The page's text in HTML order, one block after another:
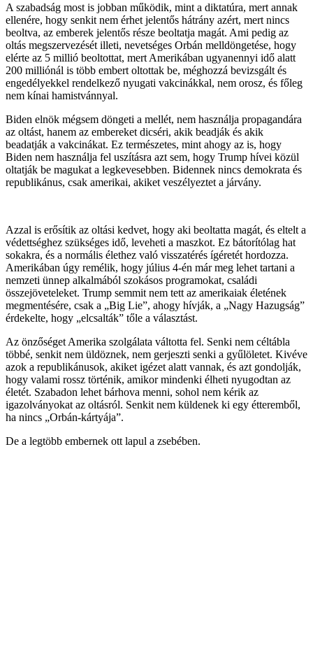
A szabadság most is jobban működik, mint a diktatúra, mert annak
ellenére, hogy senkit nem érhet jelentős hátrány azért, mert nincs
beoltva, az emberek jelentős része beoltatja magát. Ami pedig az
oltás megszervezését illeti, nevetséges Orbán melldöngetése, hogy
elérte az 5 millió beoltottat, mert Amerikában ugyanennyi idő alatt
200 milliónál is több embert oltottak be, méghozzá bevizsgált és
engedélyekkel rendelkező nyugati vakcinákkal, nem orosz, és főleg
nem kínai hamistvánnyal.
Biden elnök mégsem döngeti a mellét, nem használja propagandára
az oltást, hanem az embereket dicséri, akik beadják és akik
beadatják a vakcinákat. Ez természetes, mint ahogy az is, hogy
Biden nem használja fel uszításra azt sem, hogy Trump hívei közül
oltatják be magukat a legkevesebben. Bidennek nincs demokrata és
republikánus, csak amerikai, akiket veszélyeztet a járvány.
Azzal is erősítik az oltási kedvet, hogy aki beoltatta magát, és eltelt a
védettséghez szükséges idő, leveheti a maszkot. Ez bátorítólag hat
sokakra, és a normális élethez való visszatérés ígéretét hordozza.
Amerikában úgy remélik, hogy július 4-én már meg lehet tartani a
nemzeti ünnep alkalmából szokásos programokat, családi
összejöveteleket. Trump semmit nem tett az amerikaiak életének
megmentésére, csak a „Big Lie”, ahogy hívják, a „Nagy Hazugság”
érdekelte, hogy „elcsalták” tőle a választást.
Az önzőséget Amerika szolgálata váltotta fel. Senki nem céltábla
többé, senkit nem üldöznek, nem gerjeszti senki a gyűlöletet. Kivéve
azok a republikánusok, akiket igézet alatt vannak, és azt gondolják,
hogy valami rossz történik, amikor mindenki élheti nyugodtan az
életét. Szabadon lehet bárhova menni, sohol nem kérik az
igazolványokat az oltásról. Senkit nem küldenek ki egy étteremből,
ha nincs „Orbán-kártyája”.
De a legtöbb embernek ott lapul a zsebében.